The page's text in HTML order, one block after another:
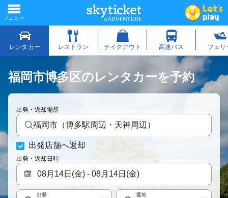
福岡市博多区のレンタカーを予約
出発・返却場所
福岡市（博多駅周辺・天神周辺）
出発店舗へ返却
出発・返却日時
出発 返却